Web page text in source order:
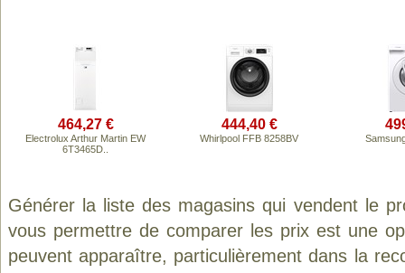
464,27 €
Electrolux Arthur Martin EW
6T3465D..
444,40 €
Whirlpool FFB 8258BV
Générer la liste des magasins qui vendent le
vous permettre de comparer les prix est une
peuvent apparaître, particulièrement dans la